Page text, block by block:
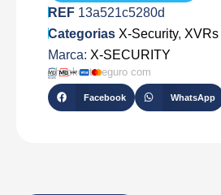
REF 13a521c5280d
Categorias X-Security, XVRs
Marca: X-SECURITY
Checkout seguro com
Facebook WhatsApp